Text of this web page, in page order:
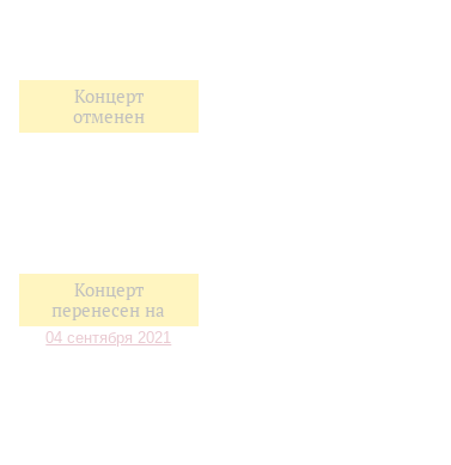
Концерт
отменен
Концерт
перенесен на
04 сентября 2021